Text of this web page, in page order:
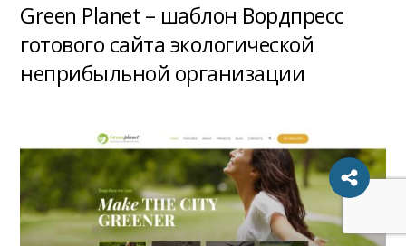
Green Planet – шаблон Вордпресс
готового сайта экологической
неприбыльной организации